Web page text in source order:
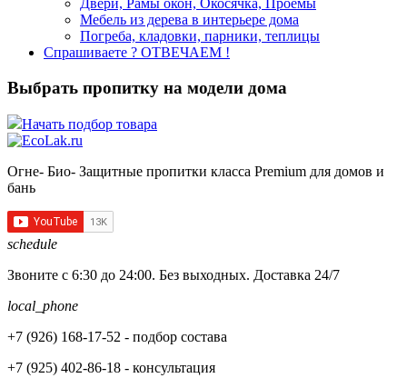
Двери, Рамы окон, Окосячка, Проемы
Мебель из дерева в интерьере дома
Погреба, кладовки, парники, теплицы
Спрашиваете ? ОТВЕЧАЕМ !
Выбрать пропитку на модели дома
Начать подбор товара
Огне- Био- Защитные пропитки класса Premium для домов и
бань
schedule
Звоните с 6:30 до 24:00. Без выходных. Доставка 24/7
local_phone
+7 (926) 168-17-52 - подбор состава
+7 (925) 402-86-18 - консультация